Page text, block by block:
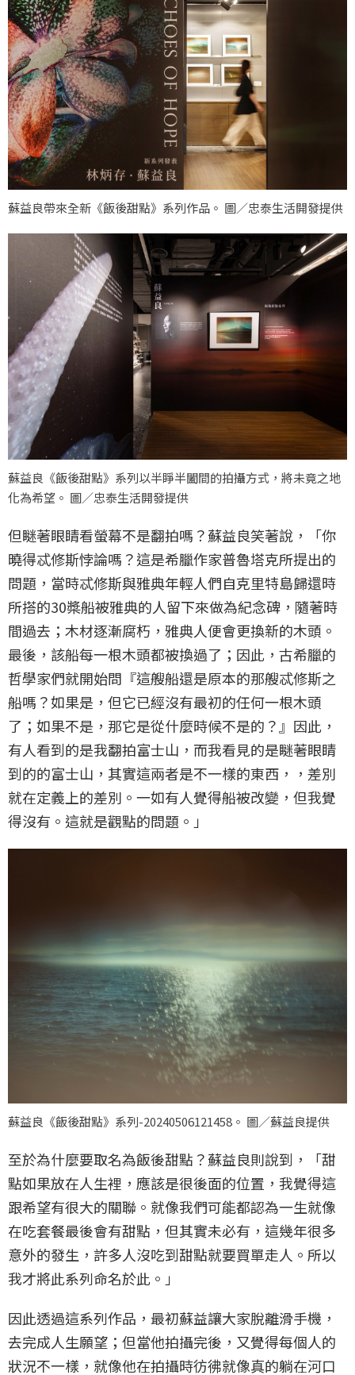
蘇益良帶來全新《飯後甜點》系列作品。 圖／忠泰生活開發提供
蘇益良《飯後甜點》系列以半睜半闔間的拍攝方式，將未竟之地
化為希望。 圖／忠泰生活開發提供
但瞇著眼睛看螢幕不是翻拍嗎？蘇益良笑著說，「你
曉得忒修斯悖論嗎？這是希臘作家普魯塔克所提出的
問題，當時忒修斯與雅典年輕人們自克里特島歸還時
所搭的30槳船被雅典的人留下來做為紀念碑，隨著時
間過去；木材逐漸腐朽，雅典人便會更換新的木頭。
最後，該船每一根木頭都被換過了；因此，古希臘的
哲學家們就開始問『這艘船還是原本的那艘忒修斯之
船嗎？如果是，但它已經沒有最初的任何一根木頭
了；如果不是，那它是從什麼時候不是的？』因此，
有人看到的是我翻拍富士山，而我看見的是瞇著眼睛
到的的富士山，其實這兩者是不一樣的東西，，差別
就在定義上的差別。一如有人覺得船被改變，但我覺
得沒有。這就是觀點的問題。」
蘇益良《飯後甜點》系列-20240506121458。 圖／蘇益良提供
至於為什麼要取名為飯後甜點？蘇益良則說到，「甜
點如果放在人生裡，應該是很後面的位置，我覺得這
跟希望有很大的關聯。就像我們可能都認為一生就像
在吃套餐最後會有甜點，但其實未必有，這幾年很多
意外的發生，許多人沒吃到甜點就要買單走人。所以
我才將此系列命名於此。」
因此透過這系列作品，最初蘇益讓大家脫離滑手機，
去完成人生願望；但當他拍攝完後，又覺得每個人的
狀況不一樣，就像他在拍攝時彷彿就像真的躺在河口